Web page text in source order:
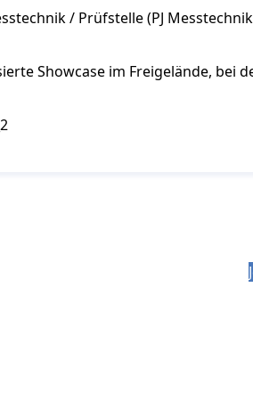
/ Prüfstelle (PJ
Showcase im Freigelände, bei